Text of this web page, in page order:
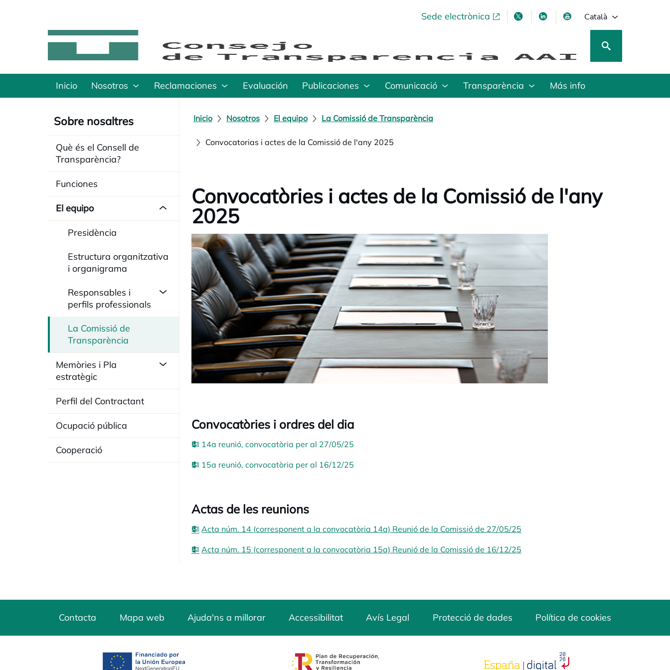
Sede electrònicaopens in a new tabopens in a new tab
opens in a new tab
opens in a new tab
Català
Inicio Nosotros Reclamaciones Evaluación Publicaciones Comunicació Transparència Más info
Sobre nosaltres
Què és el Consell de
Transparència?
Funciones
El equipo
Presidència
Estructura organitzativa
i organigrama
Responsables i
perfils professionals
La Comissió de
Transparència
Memòries i Pla
estratègic
Perfil del Contractant
Ocupació pública
Cooperació
Inicio Nosotros El equipo La Comissió de Transparència
Convocatorias i actes de la Comissió de l'any 2025
Convocatòries i actes de la Comissió de l'any
2025
Convocatòries i ordres del dia
14a reunió, convocatòria per al 27/05/25
15a reunió, convocatòria per al 16/12/25
Actas de les reunions
Acta núm. 14 (corresponent a la convocatòria 14a) Reunió de la Comissió de 27/05/25
Acta núm. 15 (corresponent a la convocatòria 15a) Reunió de la Comissió de 16/12/25
Contacta Mapa web Ajuda'ns a millorar Accessibilitat Avís Legal Protecció de dades Política de cookies
opens in a new tab opens in a new tab opens in a new tab